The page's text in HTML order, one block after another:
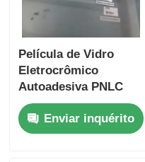
Película de Vidro
Eletrocrômico
Autoadesiva PNLC
para Decoração de
Vidros de Janela
Enviar inquérito